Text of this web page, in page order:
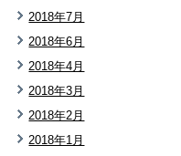
2018年7月
2018年6月
2018年4月
2018年3月
2018年2月
2018年1月